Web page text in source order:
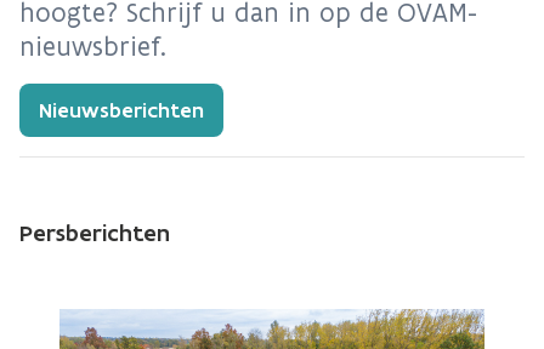
hoogte? Schrijf u dan in op de OVAM-
nieuwsbrief.
Nieuwsberichten
Persberichten